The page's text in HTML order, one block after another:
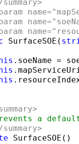
name=
name=
name=
SurfaceSOE(
.soeName =
a
SurfaceSOE()